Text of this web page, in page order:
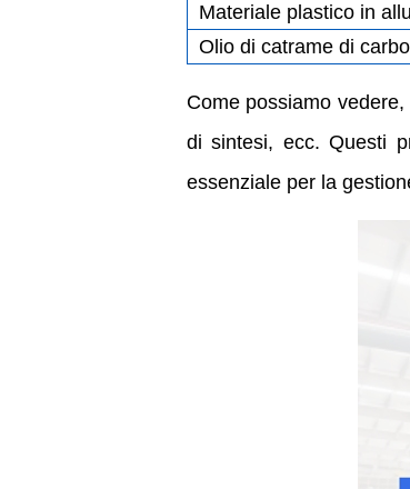
Materiale plastico in
Olio di catrame di
Come possiamo
di sintesi, ecc. Questi
essenziale per la